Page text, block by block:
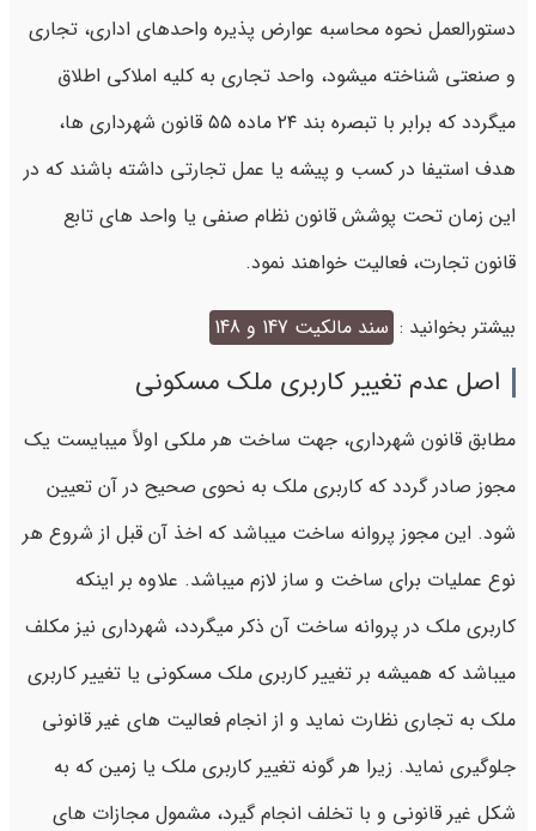
دستورالعمل نحوه محاسبه عوارض پذیره واحدهای اداری، تجاری
و صنعتی شناخته میشود، واحد تجاری به کلیه املاکی اطلاق
میگردد که برابر با تبصره بند ۲۴ ماده ۵۵ قانون شهرداری‌ ها،
هدف استیفا در کسب و پیشه‌ یا عمل تجارتی داشته باشند که در
این زمان تحت پوشش قانون نظام صنفی یا واحد های تابع
قانون تجارت، فعالیت خواهند نمود.
بیشتر بخوانید : سند مالکیت 147 و 148
اصل عدم تغییر کاربری ملک مسکونی
مطابق قانون شهرداری، جهت ساخت هر ملکی اولاً میبایست یک
مجوز صادر گردد که کاربری ملک به نحوی صحیح در آن تعیین
شود. این مجوز پروانه ساخت میباشد که اخذ آن قبل از شروع هر
نوع عملیات برای ساخت و ساز لازم میباشد. علاوه بر اینکه
کاربری ملک در پروانه ساخت آن ذکر میگردد، شهرداری نیز مکلف
میباشد که همیشه بر تغییر کاربری ملک مسکونی یا تغییر کاربری
ملک به تجاری نظارت نماید و از انجام فعالیت ‌های غیر قانونی
جلوگیری نماید. زیرا هر گونه تغییر کاربری ملک یا زمین که به
شکل غیر قانونی و با تخلف انجام گیرد، مشمول مجازات های